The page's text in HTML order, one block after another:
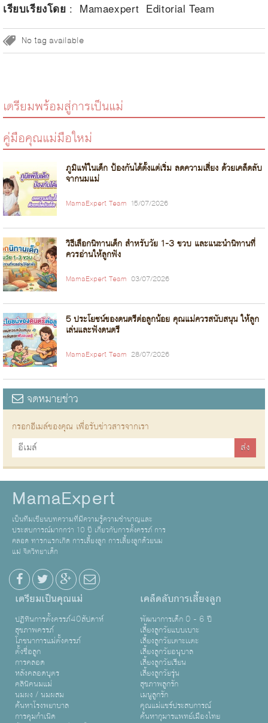
เรียบเรียงโดย : Mamaexpert Editorial Team
No tag available
เตรียมพร้อมสู่การเป็นแม่
คู่มือคุณแม่มือใหม่
ภูมิแพ้ในเด็ก ป้องกันได้ตั้งแต่เริ่ม ลดความเสี่ยง ด้วยเคล็ดลับ
จากนมแม่
MamaExpert Team 15/07/2026
วิธีเลือกนิทานเด็ก สำหรับวัย 1-3 ขวบ และแนะนำนิทานที่
ควรอ่านให้ลูกฟัง
MamaExpert Team 03/07/2026
5 ประโยชน์ของดนตรีต่อลูกน้อย คุณแม่ควรสนับสนุน ให้ลูก
เล่นและฟังดนตรี
MamaExpert Team 28/07/2026
จดหมายข่าว
กรอกอีเมล์ของคุณ เพื่อรับข่าวสารจากเรา
MamaExpert
เป็นทีมเขียนบทความที่มีความรู้ความชำนาญและ
ประสบการณ์มากกว่า 10 ปี เกี่ยวกับการตั้งครรภ์ การ
คลอด ทารกแรกเกิด การเลี้ยงลูก การเลี้ยงลูกด้วยนม
แม่ จิตวิทยาเด็ก
เตรียมเป็นคุณแม่
ปฏิทินการตั้งครรภ์40สัปดาห์
สุขภาพครรภ์
โภชนาการแม่ตั้งครรภ์
ตั้งชื่อลูก
การคลอด
หลังคลอดบุตร
คลินิคนมแม่
นมผง / นมผสม
ค้นหาโรงพยาบาล
การคุมกำเนิด
เคล็ดลับการเลี้ยงลูก
พัฒนาการเด็ก 0 - 6 ปี
เลี้ยงลูกวัยแบบเบาะ
เลี้ยงลูกวัยเตาะเเตะ
เลี้ยงลูกวัยอนุบาล
เลี้ยงลูกวัยเรียน
เลี้ยงลูกวัยรุ่น
สุขภาพลูกรัก
เมนูลูกรัก
คุณแม่แชร์ประสบการณ์
ค้นหากุมารแพทย์เมืองไทย